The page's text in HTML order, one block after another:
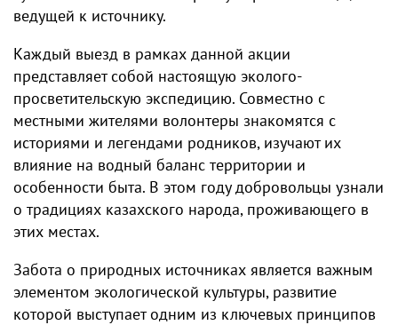
ведущей к источнику.
Каждый выезд в рамках данной акции
представляет собой настоящую эколого-
просветительскую экспедицию. Совместно с
местными жителями волонтеры знакомятся с
историями и легендами родников, изучают их
влияние на водный баланс территории и
особенности быта. В этом году добровольцы узнали
о традициях казахского народа, проживающего в
этих местах.
Забота о природных источниках является важным
элементом экологической культуры, развитие
которой выступает одним из ключевых принципов